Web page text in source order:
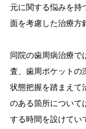
元に関する悩みを持
面を考慮した治療方
同院の歯周病治療で
査、歯周ポケットの
状態把握を踏まえて
のある箇所について
する時間を設けてい